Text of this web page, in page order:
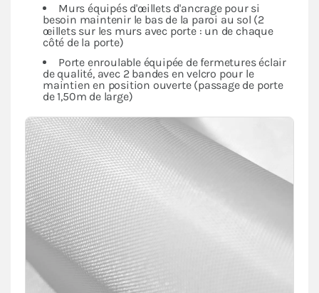
Murs équipés d'œillets d'ancrage pour si
besoin maintenir le bas de la paroi au sol (2
œillets sur les murs avec porte : un de chaque
côté de la porte)
Porte enroulable équipée de fermetures éclair
de qualité, avec 2 bandes en velcro pour le
maintien en position ouverte (passage de porte
de 1,50m de large)